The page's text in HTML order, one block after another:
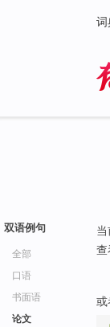
词
双语例句
全部
口语
书面语
论文
查
或